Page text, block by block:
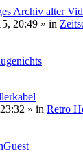
Archiv alter
20:49 » in
» in Retro